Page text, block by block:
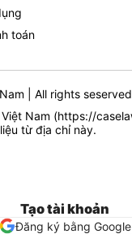
toán
| All rights seserved
Nam (https://
từ địa chỉ này.
Tạo tài khoản
Đăng ký bằng Google